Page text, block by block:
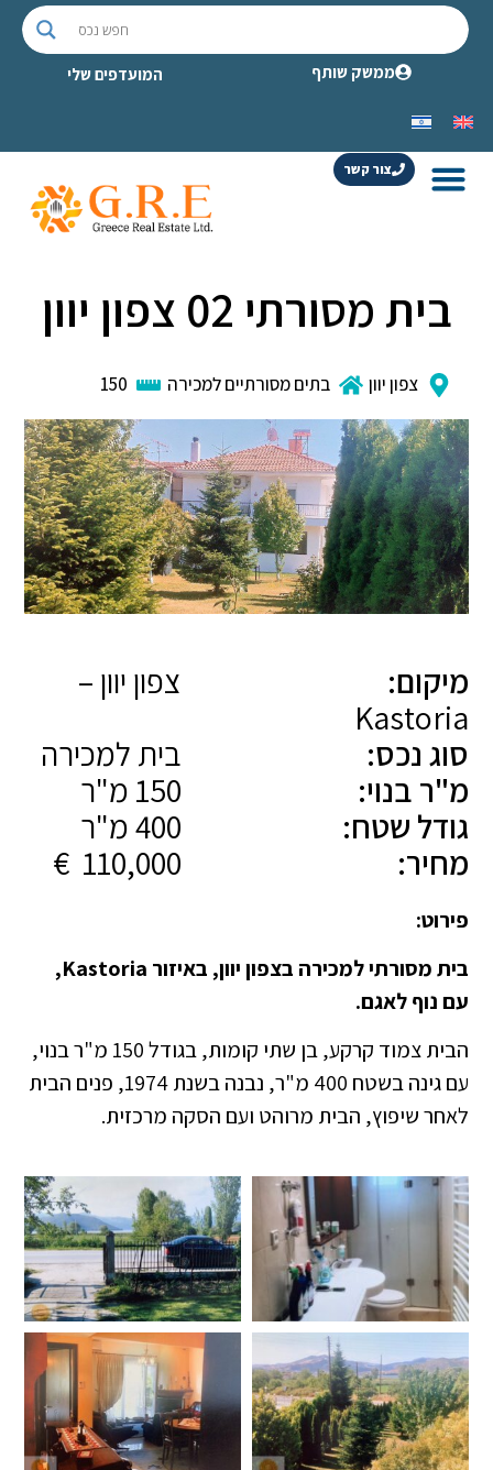
ממשק שותף המועדפים שלי
צור קשר
בית מסורתי 02 צפון יוון
צפון יוון בתים מסורתיים למכירה 150
מיקום:
צפון יוון –
Kastoria
סוג נכס:
בית למכירה
מ"ר בנוי:
גודל שטח:
מחיר:
פירוט:
בית מסורתי למכירה בצפון יוון, באיזור Kastoria,
עם נוף לאגם.
הבית צמוד קרקע, בן שתי קומות, בגודל 150 מ"ר בנוי,
עם גינה בשטח 400 מ"ר, נבנה בשנת 1974, פנים הבית
לאחר שיפוץ, הבית מרוהט ועם הסקה מרכזית.